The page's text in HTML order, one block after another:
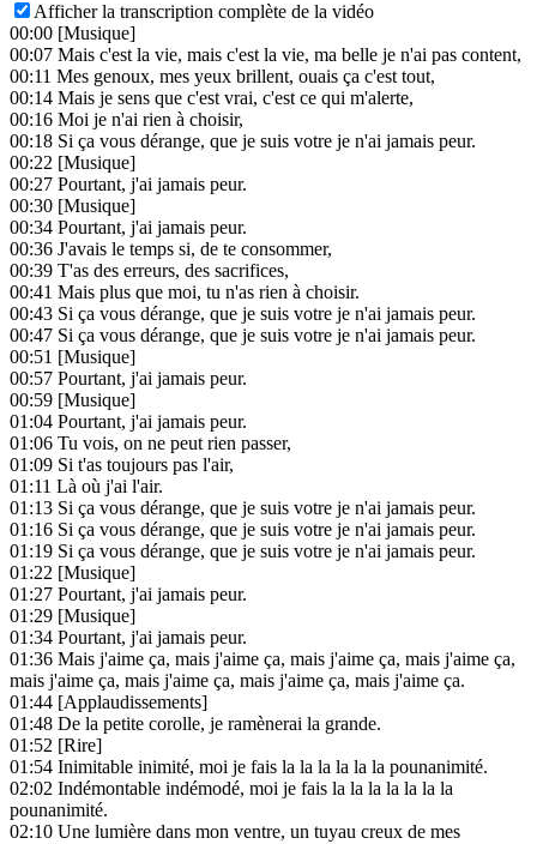
Afficher la transcription complète de la vidéo
00:00 [Musique]
00:07 Mais c'est la vie, mais c'est la vie, ma belle je n'ai pas content,
00:11 Mes genoux, mes yeux brillent, ouais ça c'est tout,
00:14 Mais je sens que c'est vrai, c'est ce qui m'alerte,
00:16 Moi je n'ai rien à choisir,
00:18 Si ça vous dérange, que je suis votre je n'ai jamais peur.
00:22 [Musique]
00:27 Pourtant, j'ai jamais peur.
00:30 [Musique]
00:34 Pourtant, j'ai jamais peur.
00:36 J'avais le temps si, de te consommer,
00:39 T'as des erreurs, des sacrifices,
00:41 Mais plus que moi, tu n'as rien à choisir.
00:43 Si ça vous dérange, que je suis votre je n'ai jamais peur.
00:47 Si ça vous dérange, que je suis votre je n'ai jamais peur.
00:51 [Musique]
00:57 Pourtant, j'ai jamais peur.
00:59 [Musique]
01:04 Pourtant, j'ai jamais peur.
01:06 Tu vois, on ne peut rien passer,
01:09 Si t'as toujours pas l'air,
01:11 Là où j'ai l'air.
01:13 Si ça vous dérange, que je suis votre je n'ai jamais peur.
01:16 Si ça vous dérange, que je suis votre je n'ai jamais peur.
01:19 Si ça vous dérange, que je suis votre je n'ai jamais peur.
01:22 [Musique]
01:27 Pourtant, j'ai jamais peur.
01:29 [Musique]
01:34 Pourtant, j'ai jamais peur.
01:36 Mais j'aime ça, mais j'aime ça, mais j'aime ça, mais j'aime ça,
mais j'aime ça, mais j'aime ça, mais j'aime ça, mais j'aime ça.
01:44 [Applaudissements]
01:48 De la petite corolle, je ramènerai la grande.
01:52 [Rire]
01:54 Inimitable inimité, moi je fais la la la la la la pounanimité.
02:02 Indémontable indémodé, moi je fais la la la la la la la
pounanimité.
02:10 Une lumière dans mon ventre, un tuyau creux de mes